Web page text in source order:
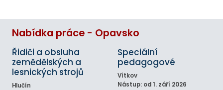
Nabídka práce - Opavsko
Řidiči a obsluha
zemědělských a
lesnických strojů
Hlučín
Speciální
pedagogové
Vítkov
Nástup: od 1. září 2026